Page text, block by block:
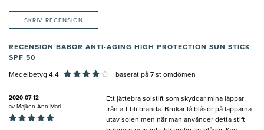
SKRIV RECENSION
RECENSION BABOR ANTI-AGING HIGH PROTECTION SUN STICK
SPF 50
Medelbetyg 4,4 baserat på 7 st omdömen
2020-07-12
av Majken Ann-Mari
Ett jättebra solstift som skyddar mina läppar
från att bli brända. Brukar få blåsor på läpparna
utav solen men när man använder detta stift